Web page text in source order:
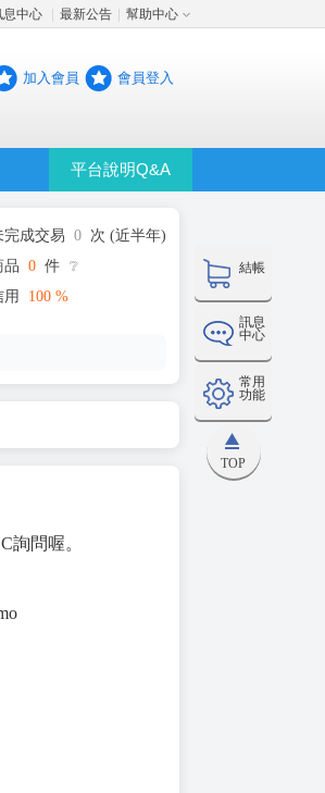
息中心 最新公告 幫助中心
加入會員 會員登入
平台說明Q&A
結帳
訊息
中心
常用
功能
TOP
完成交易 0 次 (近半年)
品 0 件 ❔
用
100 %
詢問喔。